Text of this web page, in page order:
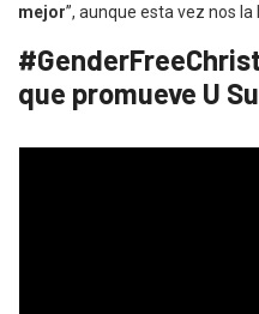
mejor”, aunque esta vez nos
que promueve U